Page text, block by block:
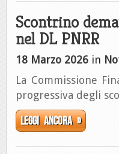
Scontrino
nel DL PNRR
18 Marzo 2026 in
La Commissione
progressiva degli
Leggi ancora »